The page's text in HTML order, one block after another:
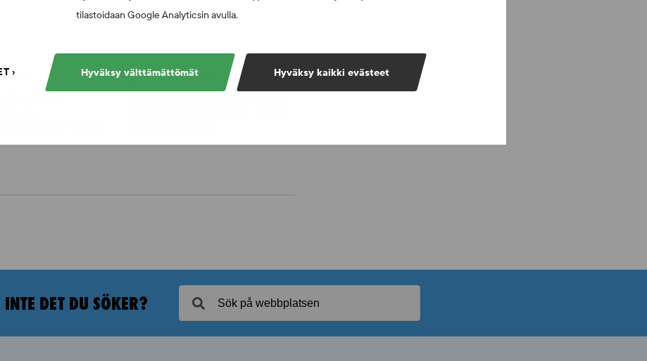
tilastoidaan Google Analyticsin avulla.
Hyväksy kaikki evästeet
Hyväksy välttämättömät
NYHETER - 2.12.2024
DET DU SÖKER?